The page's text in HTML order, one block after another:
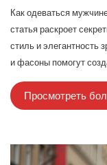
Как одеваться
статья раскроет
стиль и элегантность
и фасоны помогут
Просмотреть